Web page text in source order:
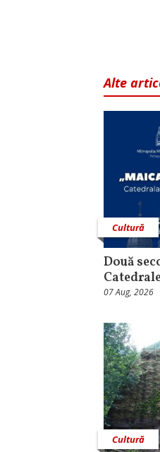
Alte
Cultură
Două
07 Aug, 2026
Cultură